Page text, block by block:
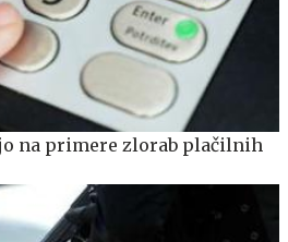
na primere zlorab plačilnih